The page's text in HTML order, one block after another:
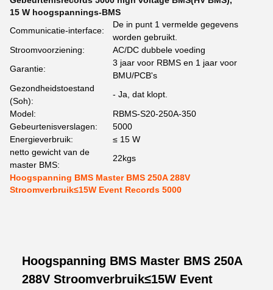
15 W hoogspannings-BMS
Communicatie-interface:
De in punt 1 vermelde gegevens
worden gebruikt.
Stroomvoorziening:
AC/DC dubbele voeding
Garantie:
3 jaar voor RBMS en 1 jaar voor
BMU/PCB's
Gezondheidstoestand
(Soh):
- Ja, dat klopt.
Model:
RBMS-S20-250A-350
Gebeurtenisverslagen:
5000
Energieverbruik:
≤ 15 W
netto gewicht van de
master BMS:
22kgs
Hoogspanning BMS Master BMS 250A 288V
Stroomverbruik≤15W Event Records 5000
Hoogspanning BMS Master BMS 250A
288V Stroomverbruik≤15W Event